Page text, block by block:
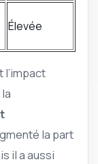
Élevée
la part
il a aussi